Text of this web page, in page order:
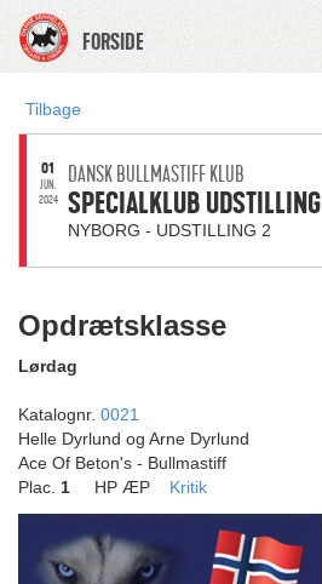
FORSIDE
Tilbage
01
JUN.
2024
DANSK BULLMASTIFF KLUB
SPECIALKLUB UDSTILLING
NYBORG - UDSTILLING 2
Opdrætsklasse
Lørdag
Katalognr. 0021
Helle Dyrlund og Arne Dyrlund
Ace Of Beton's - Bullmastiff
Plac. 1 HP ÆP Kritik